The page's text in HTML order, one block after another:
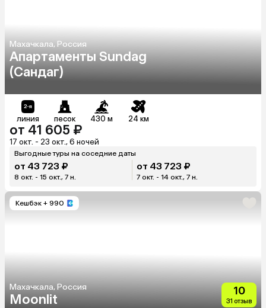
Махачкала, Россия
Апартаменты Sundag
(Сандаг)
линия песок 430 м 24 км
от 41 605 ₽
17 окт. - 23 окт., 6 ночей
Выгодные туры на соседние даты
от 43 723 ₽
8 окт. - 15 окт., 7 н.
от 43 723 ₽
7 окт. - 14 окт., 7 н.
Кешбэк + 990
Махачкала, Россия
Moonlit
10
31 отзыв